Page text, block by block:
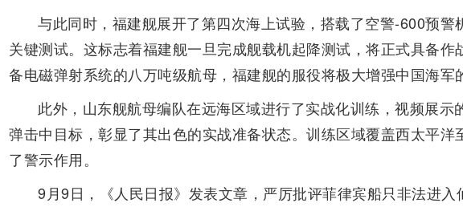
与此同时，福建舰展开了第四次海上试验，搭载了空警-600预警
关键测试。这标志着福建舰一旦完成舰载机起降测试，将正式具备作
备电磁弹射系统的八万吨级航母，福建舰的服役将极大增强中国海军
此外，山东舰航母编队在远海区域进行了实战化训练，视频展示
弹击中目标，彰显了其出色的实战准备状态。训练区域覆盖西太平洋
了警示作用。
9月9日，《人民日报》发表文章，严厉批评菲律宾船只非法进入